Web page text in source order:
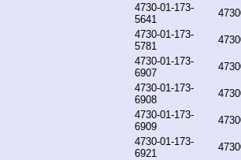
4730-01-173-
5641
4730-01-173-
5781
4730-01-173-
6907
4730-01-173-
6908
4730-01-173-
6909
4730-01-173-
6921